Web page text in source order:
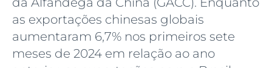
as exportações chinesas globais
aumentaram 6,7% nos primeiros sete
meses de 2024 em relação ao ano